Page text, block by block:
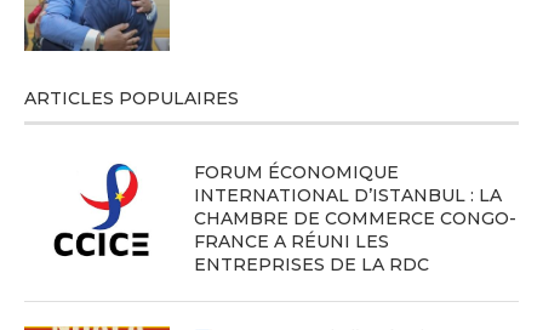
ARTICLES POPULAIRES
FORUM ÉCONOMIQUE
INTERNATIONAL D’ISTANBUL : LA
CHAMBRE DE COMMERCE CONGO-
FRANCE A RÉUNI LES
ENTREPRISES DE LA RDC